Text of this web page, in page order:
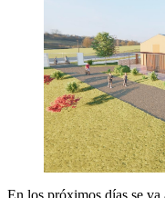
En los próximos días se